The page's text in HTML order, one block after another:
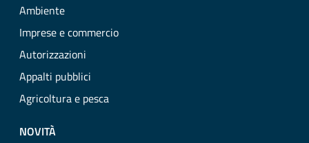
Ambiente
Imprese e commercio
Autorizzazioni
Appalti pubblici
Agricoltura e pesca
NOVITÀ